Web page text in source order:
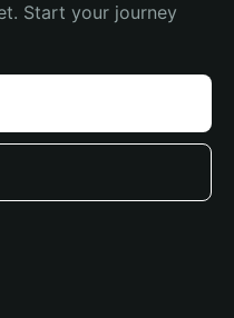
Start your journey